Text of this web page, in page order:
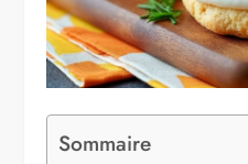
Sommaire